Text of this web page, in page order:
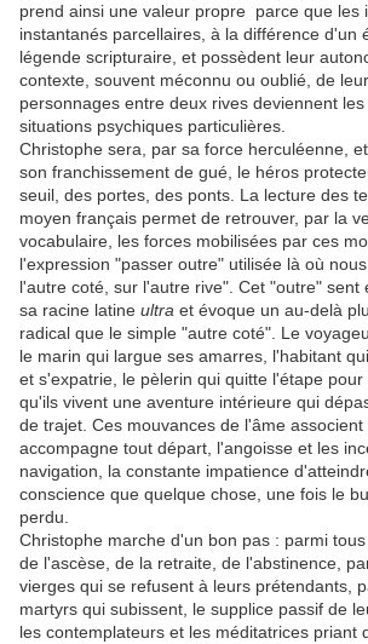
prend ainsi une valeur propre parce que les
instantanés parcellaires, à la différence d'un
légende scripturaire, et possèdent leur
contexte, souvent méconnu ou oublié, de
personnages entre deux rives deviennent
situations psychiques particulières.
Christophe sera, par sa force herculéenne,
son franchissement de gué, le héros
seuil, des portes, des ponts. La lecture des
moyen français permet de retrouver, par la
vocabulaire, les forces mobilisées par ces
l'expression "passer outre" utilisée là où
l'autre coté, sur l'autre rive". Cet "outre" sent
sa racine latine ultra et évoque un au-delà
radical que le simple "autre coté". Le
le marin qui largue ses amarres, l'habitant
et s'expatrie, le pèlerin qui quitte l'étape
qu'ils vivent une aventure intérieure qui
de trajet. Ces mouvances de l'âme
accompagne tout départ, l'angoisse et les
navigation, la constante impatience
conscience que quelque chose, une fois le
perdu.
Christophe marche d'un bon pas : parmi
de l'ascèse, de la retraite, de l'abstinence,
vierges qui se refusent à leurs prétendants,
martyrs qui subissent, le supplice passif de
les contemplateurs et les méditatrices priant